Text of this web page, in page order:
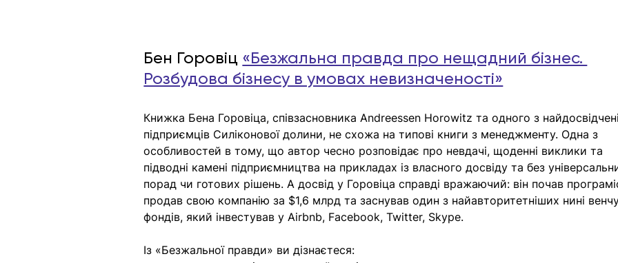
Бен Горовіц «Безжальна правда про нещадний бізнес.
Розбудова бізнесу в умовах невизначеності»
Книжка Бена Горовіца, співзасновника Andreessen Horowitz та одного з
підприємців Силіконової долини, не схожа на типові книги з менеджменту. Одна з
особливостей в тому, що автор чесно розповідає про невдачі, щоденні виклики та
підводні камені підприємництва на прикладах із власного досвіду та без
порад чи готових рішень. А досвід у Горовіца справді вражаючий: він почав
продав свою компанію за $1,6 млрд та заснував один з найавторитетніших нині
фондів, який інвестував у Airbnb, Facebook, Twitter, Skype.
Із «Безжальної правди» ви дізнаєтеся: